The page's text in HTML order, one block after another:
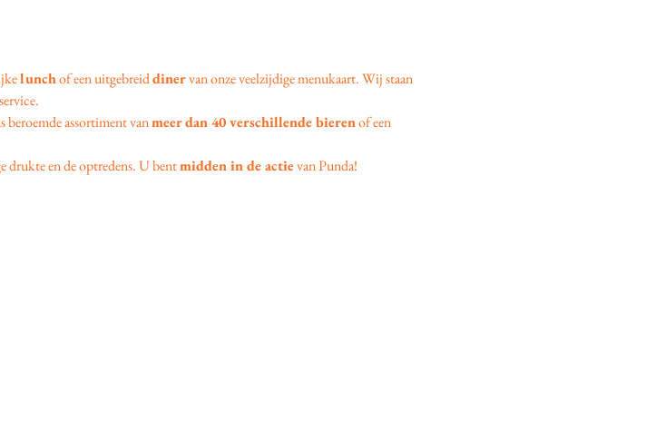
lunch of een uitgebreid diner van onze veelzijdige menukaart. Wij staan
beroemde assortiment van meer dan 40 verschillende bieren of een
drukte en de optredens. U bent midden in de actie van Punda!